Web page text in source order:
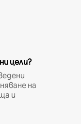
цели?
на
и